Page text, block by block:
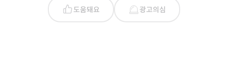
도움돼요 광고의심